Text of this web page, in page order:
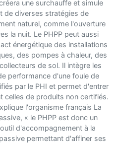
une surchauffe et simule
de diverses stratégies de
naturel, comme l'ouverture
la nuit. Le PHPP peut aussi
énergétique des installations
des pompes à chaleur, des
de sol. Il intègre les
performance d'une foule de
par le PHI et permet d'entrer
celles de produits non certifiés.
l'organisme français La
« le PHPP est donc un
d'accompagnement à la
permettant d'affiner ses